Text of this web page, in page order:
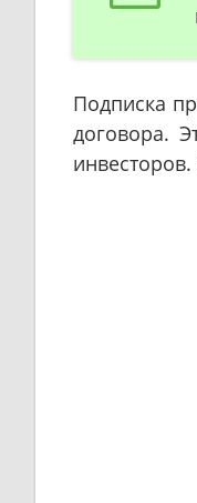
Подписка
договора.